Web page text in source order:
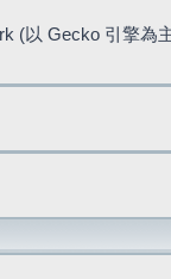
(以 Gecko 引擎為